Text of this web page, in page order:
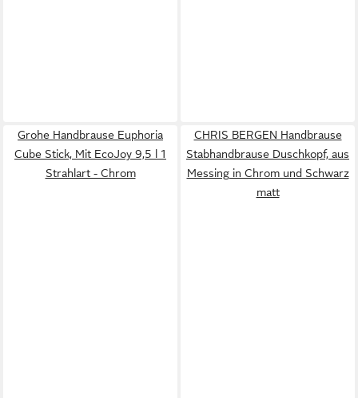
Grohe Handbrause Euphoria
Cube Stick, Mit EcoJoy 9,5 l 1
Strahlart - Chrom
CHRIS BERGEN Handbrause
Stabhandbrause Duschkopf, aus
Messing in Chrom und Schwarz
matt